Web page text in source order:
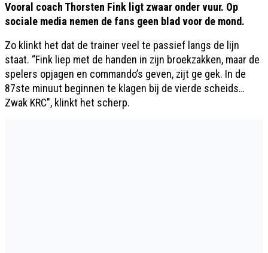
Vooral coach Thorsten Fink ligt zwaar onder vuur. Op
sociale media nemen de fans geen blad voor de mond.
Zo klinkt het dat de trainer veel te passief langs de lijn
staat. “Fink liep met de handen in zijn broekzakken, maar de
spelers opjagen en commando’s geven, zijt ge gek. In de
87ste minuut beginnen te klagen bij de vierde scheids…
Zwak KRC", klinkt het scherp.